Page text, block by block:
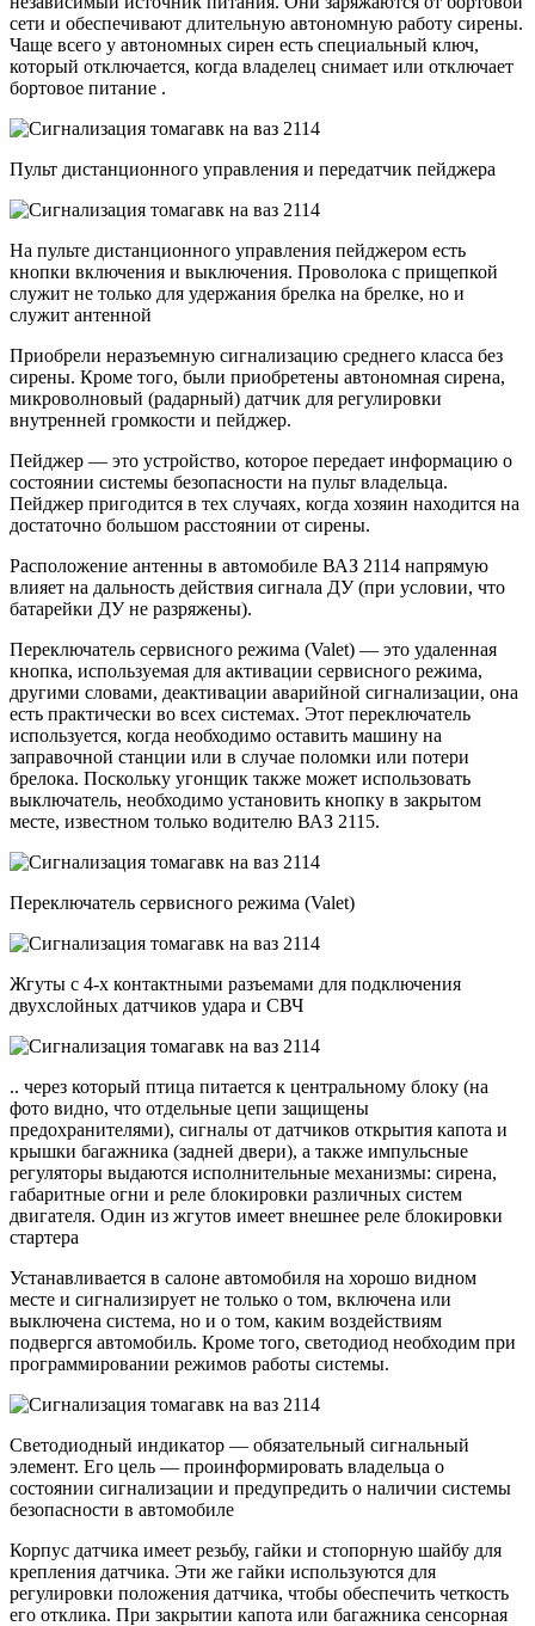
сети и обеспечивают длительную автономную работу сирены.
Чаще всего у автономных сирен есть специальный ключ,
который отключается, когда владелец снимает или отключает
бортовое питание .
Пульт дистанционного управления и передатчик пейджера
На пульте дистанционного управления пейджером есть
кнопки включения и выключения. Проволока с прищепкой
служит не только для удержания брелка на брелке, но и
служит антенной
Приобрели неразъемную сигнализацию среднего класса без
сирены. Кроме того, были приобретены автономная сирена,
микроволновый (радарный) датчик для регулировки
внутренней громкости и пейджер.
Пейджер — это устройство, которое передает информацию о
состоянии системы безопасности на пульт владельца.
Пейджер пригодится в тех случаях, когда хозяин находится на
достаточно большом расстоянии от сирены.
Расположение антенны в автомобиле ВАЗ 2114 напрямую
влияет на дальность действия сигнала ДУ (при условии, что
батарейки ДУ не разряжены).
Переключатель сервисного режима (Valet) — это удаленная
кнопка, используемая для активации сервисного режима,
другими словами, деактивации аварийной сигнализации, она
есть практически во всех системах. Этот переключатель
используется, когда необходимо оставить машину на
заправочной станции или в случае поломки или потери
брелока. Поскольку угонщик также может использовать
выключатель, необходимо установить кнопку в закрытом
месте, известном только водителю ВАЗ 2115.
Переключатель сервисного режима (Valet)
Жгуты с 4-х контактными разъемами для подключения
двухслойных датчиков удара и СВЧ
.. через который птица питается к центральному блоку (на
фото видно, что отдельные цепи защищены
предохранителями), сигналы от датчиков открытия капота и
крышки багажника (задней двери), а также импульсные
регуляторы выдаются исполнительные механизмы: сирена,
габаритные огни и реле блокировки различных систем
двигателя. Один из жгутов имеет внешнее реле блокировки
стартера
Устанавливается в салоне автомобиля на хорошо видном
месте и сигнализирует не только о том, включена или
выключена система, но и о том, каким воздействиям
подвергся автомобиль. Кроме того, светодиод необходим при
программировании режимов работы системы.
Светодиодный индикатор — обязательный сигнальный
элемент. Его цель — проинформировать владельца о
состоянии сигнализации и предупредить о наличии системы
безопасности в автомобиле
Корпус датчика имеет резьбу, гайки и стопорную шайбу для
крепления датчика. Эти же гайки используются для
регулировки положения датчика, чтобы обеспечить четкость
его отклика. При закрытии капота или багажника сенсорная